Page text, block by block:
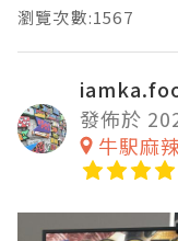
瀏覽次數:1567
發佈於
牛駅麻